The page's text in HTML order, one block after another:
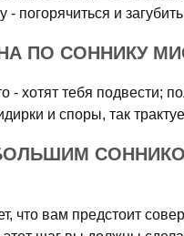
и
ПО СОННИКУ
- хотят тебя подвести;
и споры, так
что вам предстоит